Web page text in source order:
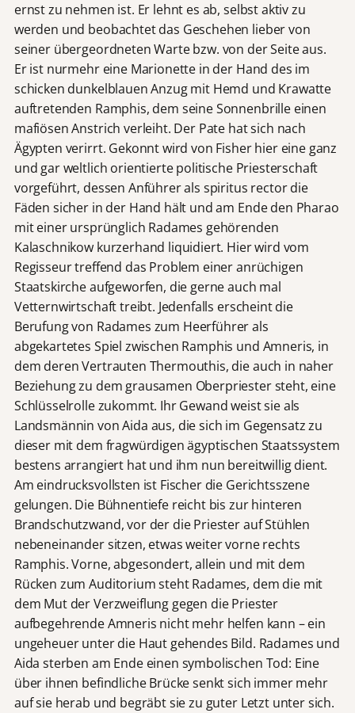
ernst zu nehmen ist. Er lehnt es ab, selbst aktiv zu
werden und beobachtet das Geschehen lieber von
seiner übergeordneten Warte bzw. von der Seite aus.
Er ist nurmehr eine Marionette in der Hand des im
schicken dunkelblauen Anzug mit Hemd und Krawatte
auftretenden Ramphis, dem seine Sonnenbrille einen
mafiösen Anstrich verleiht. Der Pate hat sich nach
Ägypten verirrt. Gekonnt wird von Fisher hier eine ganz
und gar weltlich orientierte politische Priesterschaft
vorgeführt, dessen Anführer als spiritus rector die
Fäden sicher in der Hand hält und am Ende den Pharao
mit einer ursprünglich Radames gehörenden
Kalaschnikow kurzerhand liquidiert. Hier wird vom
Regisseur treffend das Problem einer anrüchigen
Staatskirche aufgeworfen, die gerne auch mal
Vetternwirtschaft treibt. Jedenfalls erscheint die
Berufung von Radames zum Heerführer als
abgekartetes Spiel zwischen Ramphis und Amneris, in
dem deren Vertrauten Thermouthis, die auch in naher
Beziehung zu dem grausamen Oberpriester steht, eine
Schlüsselrolle zukommt. Ihr Gewand weist sie als
Landsmännin von Aida aus, die sich im Gegensatz zu
dieser mit dem fragwürdigen ägyptischen Staatssystem
bestens arrangiert hat und ihm nun bereitwillig dient.
Am eindrucksvollsten ist Fischer die Gerichtsszene
gelungen. Die Bühnentiefe reicht bis zur hinteren
Brandschutzwand, vor der die Priester auf Stühlen
nebeneinander sitzen, etwas weiter vorne rechts
Ramphis. Vorne, abgesondert, allein und mit dem
Rücken zum Auditorium steht Radames, dem die mit
dem Mut der Verzweiflung gegen die Priester
aufbegehrende Amneris nicht mehr helfen kann – ein
ungeheuer unter die Haut gehendes Bild. Radames und
Aida sterben am Ende einen symbolischen Tod: Eine
über ihnen befindliche Brücke senkt sich immer mehr
auf sie herab und begräbt sie zu guter Letzt unter sich.